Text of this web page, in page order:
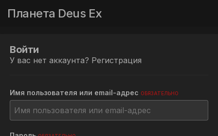
Планета Deus Ex
Войти
У вас нет аккаунта? Регистрация
Имя пользователя или email-адрес ОБЯЗАТЕЛЬНО